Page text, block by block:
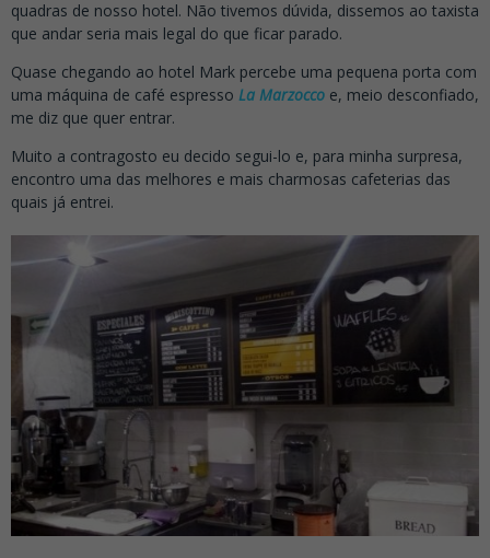
quadras de nosso hotel. Não tivemos dúvida, dissemos ao taxista
que andar seria mais legal do que ficar parado.
Quase chegando ao hotel Mark percebe uma pequena porta com
uma máquina de café espresso La Marzocco e, meio desconfiado,
me diz que quer entrar.
Muito a contragosto eu decido segui-lo e, para minha surpresa,
encontro uma das melhores e mais charmosas cafeterias das
quais já entrei.